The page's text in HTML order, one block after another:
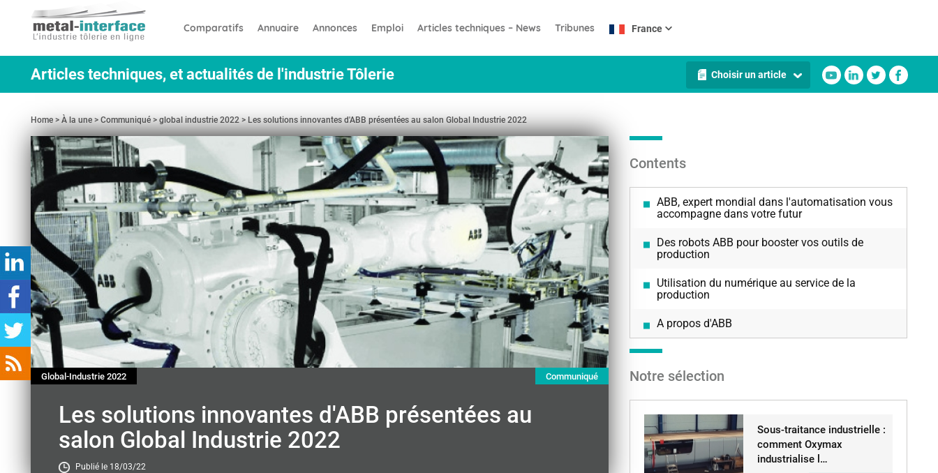
contenu
Comparatifs Annuaire Annonces Emploi Articles techniques – News Tribunes France
Articles techniques, et actualités de l'industrie Tôlerie Choisir un article
Home À la une Communiqué global industrie 2022 Les solutions innovantes d'ABB présentées au salon Global Industrie 2022
Global-Industrie 2022 Communiqué
Les solutions innovantes d'ABB présentées au
salon Global Industrie 2022
Publié le 18/03/22
Contents
ABB, expert mondial dans l'automatisation vous
accompagne dans votre futur
Des robots ABB pour booster vos outils de
production
Utilisation du numérique au service de la
production
A propos d'ABB
Notre sélection
Sous-traitance industrielle :
comment Oxymax
industrialise l…